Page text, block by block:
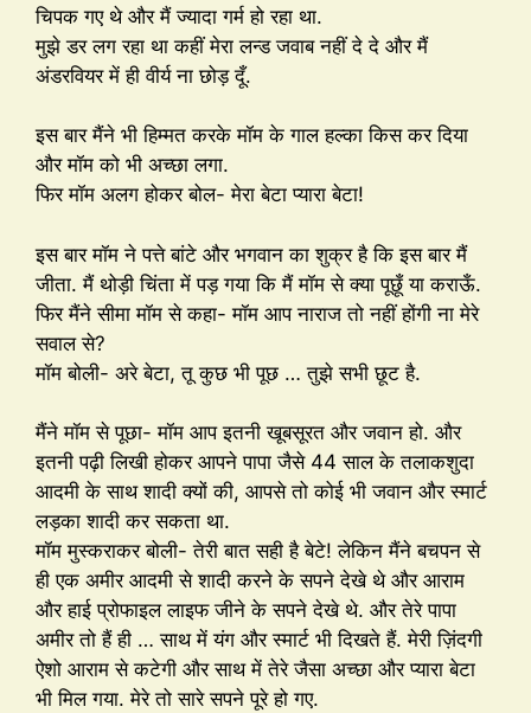
चिपक गए थे और मैं ज्यादा गर्म हो रहा था.
मुझे डर लग रहा था कहीं मेरा लन्ड जवाब नहीं दे दे और मैं
अंडरवियर में ही वीर्य ना छोड़ दूँ.
इस बार मैंने भी हिम्मत करके मॉम के गाल हल्का किस कर दिया
और मॉम को भी अच्छा लगा.
फिर मॉम अलग होकर बोल- मेरा बेटा प्यारा बेटा!
इस बार मॉम ने पत्ते बांटे और भगवान का शुक्र है कि इस बार मैं
जीता. मैं थोड़ी चिंता में पड़ गया कि मैं मॉम से क्या पूछूँ या कराऊँ.
फिर मैंने सीमा मॉम से कहा- मॉम आप नाराज तो नहीं होंगी ना मेरे
सवाल से?
मॉम बोली- अरे बेटा, तू कुछ भी पूछ … तुझे सभी छूट है.
मैंने मॉम से पूछा- मॉम आप इतनी खूबसूरत और जवान हो. और
इतनी पढ़ी लिखी होकर आपने पापा जैसे 44 साल के तलाकशुदा
आदमी के साथ शादी क्यों की, आपसे तो कोई भी जवान और स्मार्ट
लड़का शादी कर सकता था.
मॉम मुस्कराकर बोली- तेरी बात सही है बेटे! लेकिन मैंने बचपन से
ही एक अमीर आदमी से शादी करने के सपने देखे थे और आराम
और हाई प्रोफाइल लाइफ जीने के सपने देखे थे. और तेरे पापा
अमीर तो हैं ही … साथ में यंग और स्मार्ट भी दिखते हैं. मेरी ज़िंदगी
ऐशो आराम से कटेगी और साथ में तेरे जैसा अच्छा और प्यारा बेटा
भी मिल गया. मेरे तो सारे सपने पूरे हो गए.